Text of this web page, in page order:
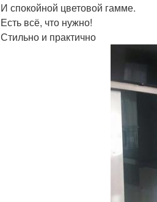
И спокойной цветовой гамме.
Есть всё, что нужно!
Стильно и практично